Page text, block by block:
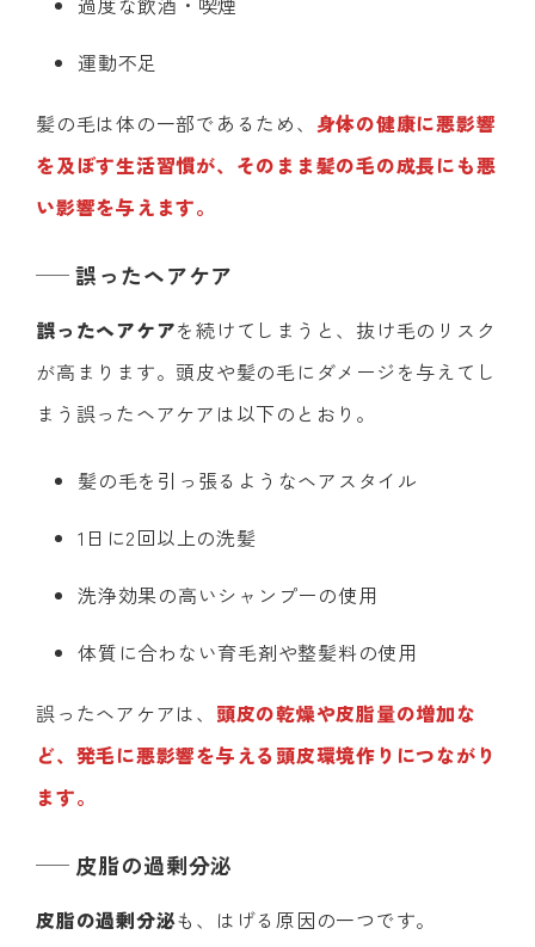
運動不足
髪の毛は体の一部であるため、 身体の健康に悪影響
を及ぼす生活習慣が、そのまま髪の毛の成長にも悪
い影響を与えます。
誤ったヘアケア
誤ったヘアケアを続けてしまうと、抜け毛のリスク
が高まります。頭皮や髪の毛にダメージを与えてし
まう誤ったヘアケアは以下のとおり。
髪の毛を引っ張るようなヘアスタイル
1日に2回以上の洗髪
洗浄効果の高いシャンプーの使用
体質に合わない育毛剤や整髪料の使用
誤ったヘアケアは、 頭皮の乾燥や皮脂量の増加な
ど、発毛に悪影響を与える頭皮環境作りにつながり
ます。
皮脂の過剰分泌
皮脂の過剰分泌も、はげる原因の一つです。